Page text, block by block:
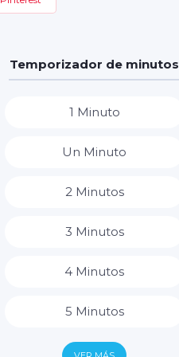
Temporizador de minutos
1 Minuto
Un Minuto
2 Minutos
3 Minutos
4 Minutos
5 Minutos
6 Minutos